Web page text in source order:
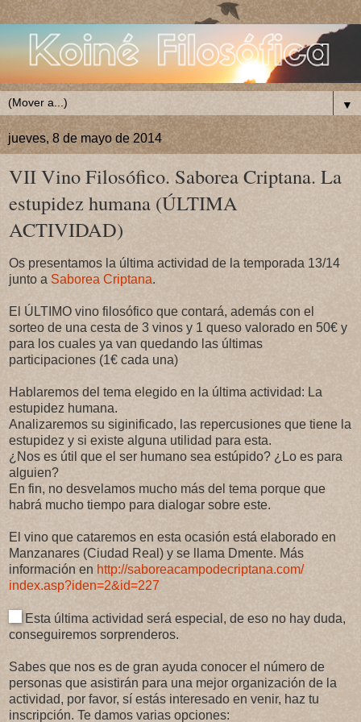
▼
jueves, 8 de mayo de 2014
VII Vino Filosófico. Saborea Criptana. La
estupidez humana (ÚLTIMA
ACTIVIDAD)
Os presentamos la última actividad de la temporada 13/14
junto a Saborea Criptana.
El ÚLTIMO vino filosófico que contará, además con el
sorteo de una cesta de 3 vinos y 1 queso valorado en 50€ y
para los cuales ya van quedando las últimas
participaciones (1€ cada una)
Hablaremos del tema elegido en la última actividad: La
estupidez humana.
Analizaremos su siginificado, las repercusiones que tiene la
estupidez y si existe alguna utilidad para esta.
¿Nos es útil que el ser humano sea estúpido? ¿Lo es para
alguien?
En fin, no desvelamos mucho más del tema porque que
habrá mucho tiempo para dialogar sobre este.
El vino que cataremos en esta ocasión está elaborado en
Manzanares (Ciudad Real) y se llama Dmente. Más
información en http://saboreacampodecriptana.com/
index.asp?iden=2&id=227
Esta última actividad será especial, de eso no hay duda,
conseguiremos sorprenderos.
Sabes que nos es de gran ayuda conocer el número de
personas que asistirán para una mejor organización de la
actividad, por favor, sí estás interesado en venir, haz tu
inscripción. Te damos varias opciones: